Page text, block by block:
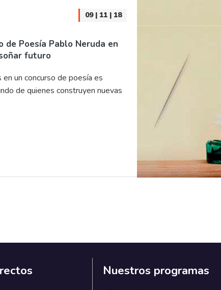
09 | 11 | 18
de Poesía Pablo Neruda en
futuro
un concurso de poesía es
de quienes construyen nuevas
Nuestros programas